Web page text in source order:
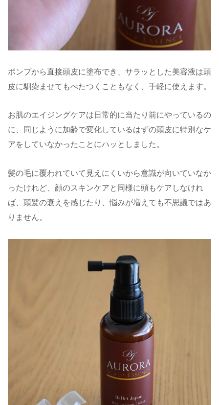
ポンプから直接頭皮に塗布でき、サラッとした美容液は頭
皮に馴染ませてもべたつくこともなく、手軽に使えます。
お肌のエイジングケアは日常的に当たり前にやっているの
に、同じように加齢で変化しているはずの頭皮に特別なケ
アをしていなかったことにハッとしました。
髪の毛に覆われていて見えにくいから意識が向いていなか
ったけれど、顔のスキンケアと同様に頭もケアしなけれ
ば、頭髪の衰えを感じたり、悩みが増えても不思議ではあ
りません。